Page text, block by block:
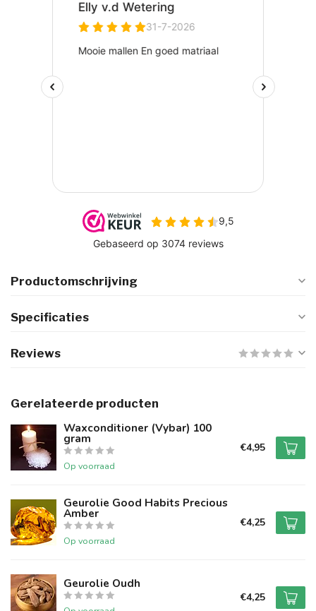
Productomschrijving
Specificaties
Reviews
Gerelateerde producten
Waxconditioner (Vybar) 100
gram
Op voorraad
€4,95
Geurolie Good Habits Precious
Amber
Op voorraad
€4,25
Geurolie Oudh
€4,25